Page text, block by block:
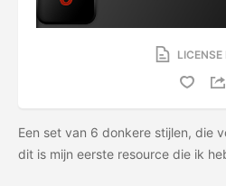
LICENSE
Een set van 6 donkere stijlen, die
dit is mijn eerste resource die ik